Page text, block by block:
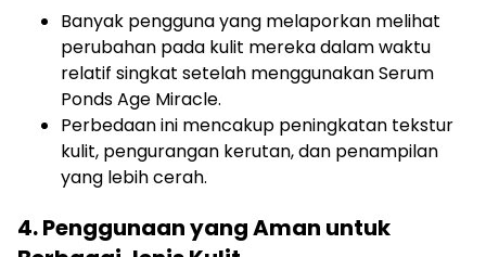
Banyak pengguna yang melaporkan melihat
perubahan pada kulit mereka dalam waktu
relatif singkat setelah menggunakan Serum
Ponds Age Miracle.
Perbedaan ini mencakup peningkatan tekstur
kulit, pengurangan kerutan, dan penampilan
yang lebih cerah.
4. Penggunaan yang Aman untuk